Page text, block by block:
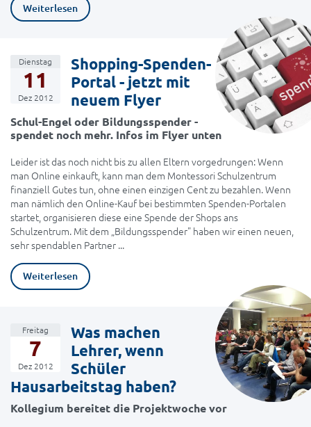
Weiterlesen
Dienstag
11
Dez 2012
Shopping-Spenden-
Portal - jetzt mit
neuem Flyer
Schul-Engel oder Bildungsspender -
spendet noch mehr. Infos im Flyer unten
Leider ist das noch nicht bis zu allen Eltern vorgedrungen: Wenn
man Online einkauft, kann man dem Montessori Schulzentrum
finanziell Gutes tun, ohne einen einzigen Cent zu bezahlen. Wenn
man nämlich den Online-Kauf bei bestimmten Spenden-Portalen
startet, organisieren diese eine Spende der Shops ans
Schulzentrum. Mit dem „Bildungsspender" haben wir einen neuen,
sehr spendablen Partner ...
Weiterlesen
Freitag
7
Dez 2012
Was machen
Lehrer, wenn
Schüler
Hausarbeitstag haben?
Kollegium bereitet die Projektwoche vor